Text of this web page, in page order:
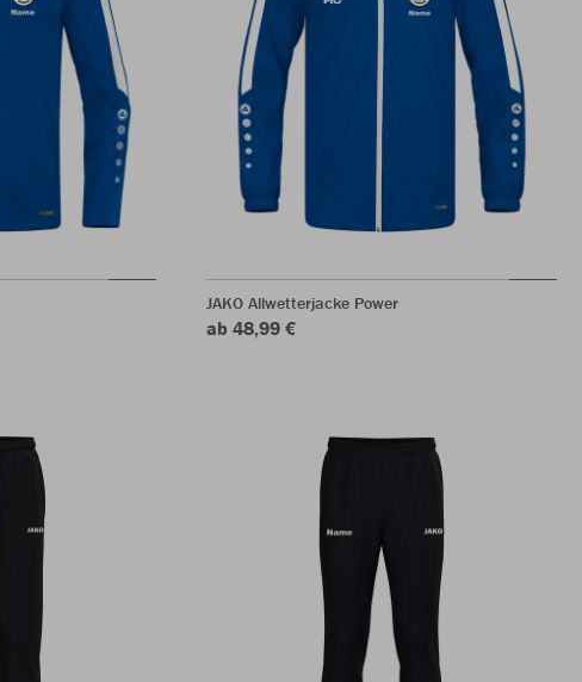
JAKO Allwetterjacke Power
ab 48,99 €